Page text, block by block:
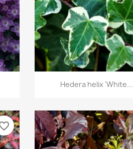
Vista rápida
Hedera helix 'White...